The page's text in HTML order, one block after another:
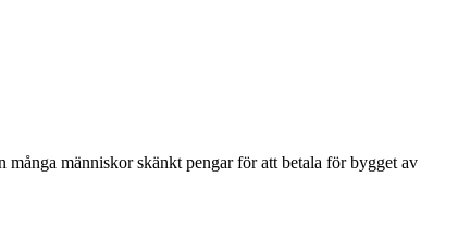
människor skänkt pengar för att betala för bygget av